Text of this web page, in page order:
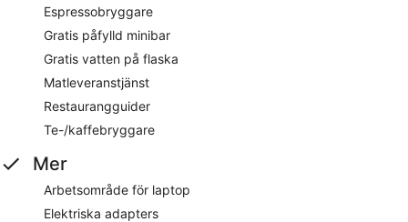
Espressobryggare
Gratis påfylld minibar
Gratis vatten på flaska
Matleveranstjänst
Restaurangguider
Te-/kaffebryggare
Mer
Arbetsområde för laptop
Elektriska adapters